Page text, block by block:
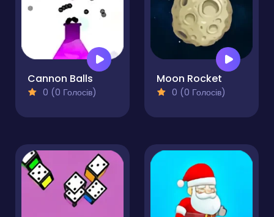
Cannon Balls
0 (0 Голосів)
Moon Rocket
0 (0 Голосів)